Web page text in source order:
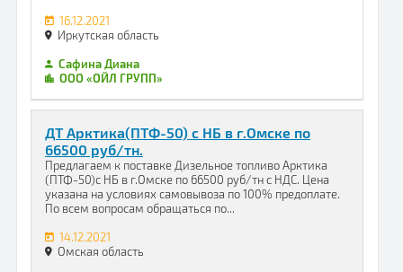
16.12.2021
Иркутская область
Сафина Диана
ООО «ОЙЛ ГРУПП»
ДТ Арктика(ПТФ-50) с НБ в г.Омске по
66500 руб/тн.
Предлагаем к поставке Дизельное топливо Арктика
(ПТФ-50)с НБ в г.Омске по 66500 руб/тн с НДС. Цена
указана на условиях самовывоза по 100% предоплате.
По всем вопросам обращаться по...
14.12.2021
Омская область